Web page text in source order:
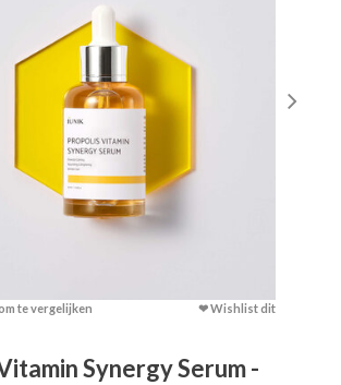
te vergelijken ❤ Wishlist dit
Synergy Serum -